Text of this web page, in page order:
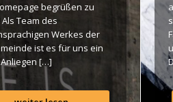
begrüßen zu
Team des
Werkes der
ist es für uns ein
[…]